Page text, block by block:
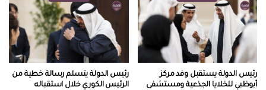
رئيس الدولة يستقبل وفد مركز
أبوظبي للخلايا الجذعية ومستشفى
رئيس الدولة يتسلم رسالة خطية من
الرئيس الكوري خلال استقباله